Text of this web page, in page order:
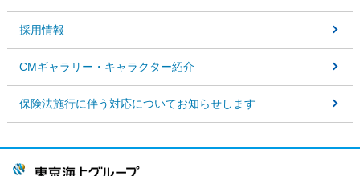
採用情報
CMギャラリー・キャラクター紹介
保険法施行に伴う対応についてお知らせします